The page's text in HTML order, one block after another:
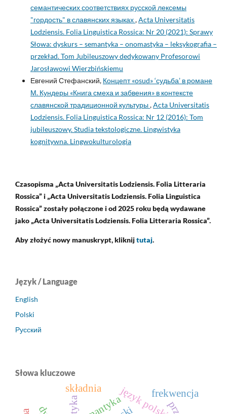
семантических соответствиях русской лексемы
"гордость" в славянских языках,Acta Universitatis
Lodziensis. Folia Linguistica Rossica: Nr 20 (2021): Sprawy
Słowa: dyskurs – semantyka – onomastyka – leksykografia –
przekład. Tom Jubileuszowy dedykowany Profesorowi
Jarosławowi Wierzbińskiemu
Евгений Стефанский, Концепт «osud» ‘судьба’ в романе
М. Кундеры «Книга смеха и забвения» в контексте
славянской традиционной культуры,Acta Universitatis
Lodziensis. Folia Linguistica Rossica: Nr 12 (2016): Tom
jubileuszowy. Studia tekstologiczne. Lingwistyka
kognitywna. Lingwokulturologia
Czasopisma „Acta Universitatis Lodziensis. Folia Litteraria
Rossica” i „Acta Universitatis Lodziensis. Folia Linguistica
Rossica” zostały połączone i od 2025 roku będą wydawane
jako „Acta Universitatis Lodziensis. Folia Litteraria Rossica”.
Aby złożyć nowy manuskrypt, kliknijtutaj.
Język / Language
English
Polski
Русский
Słowa kluczowe
język polskifrekwencja
składnia